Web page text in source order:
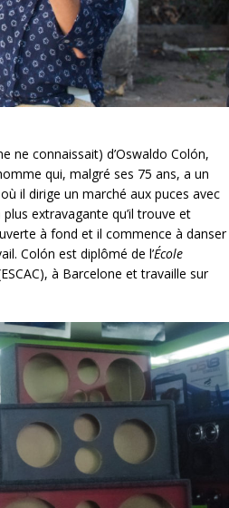
ne connaissait) d’Oswaldo Colón,
qui, malgré ses 75 ans, a un
il dirige un marché aux puces avec
extravagante qu’il trouve et
à fond et il commence à danser
Colón est diplômé de l’École
à Barcelone et travaille sur